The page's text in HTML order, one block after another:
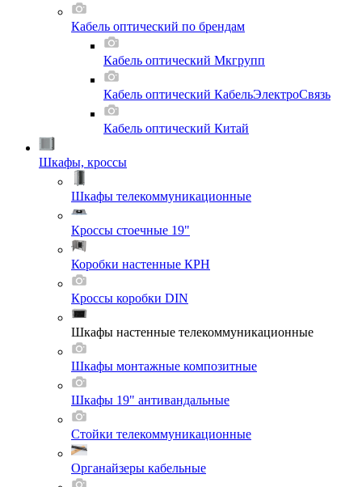
Кабель оптический по брендам
Кабель оптический Мкгрупп
Кабель оптический КабельЭлектроСвязь
Кабель оптический Китай
Шкафы, кроссы
Шкафы телекоммуникационные
Кроссы стоечные 19"
Коробки настенные КРН
Кроссы коробки DIN
Шкафы настенные телекоммуникационные
Шкафы монтажные композитные
Шкафы 19" антивандальные
Стойки телекоммуникационные
Органайзеры кабельные